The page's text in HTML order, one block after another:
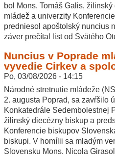
bol Mons. Tomáš Galis,
mládež a univerzity
predniesol apoštolský nuncius
záver prečítal list od Svätého
Nuncius v Poprade
vyvedie Cirkev a
Po, 03/08/2026 - 14:15
Národné stretnutie mládeže
2. augusta Poprad, sa zavŕšilo
Konkatedrále Sedembolestnej
žilinský diecézny biskup a
Konferencie biskupov
biskupi. V homílii sa mladým
Slovensku Mons. Nicola